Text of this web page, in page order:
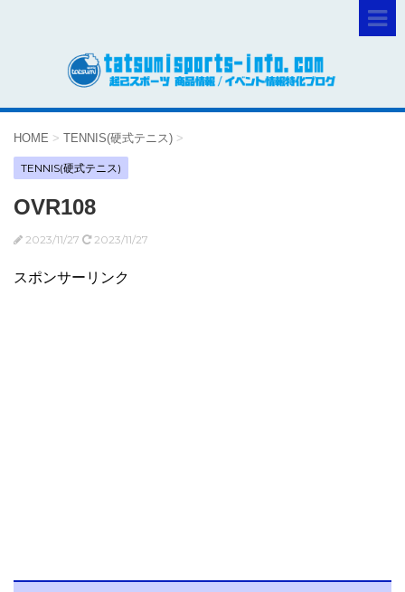
HOME > TENNIS(硬式テニス) >
TENNIS(硬式テニス)
OVR108
2023/11/27 2023/11/27
スポンサーリンク